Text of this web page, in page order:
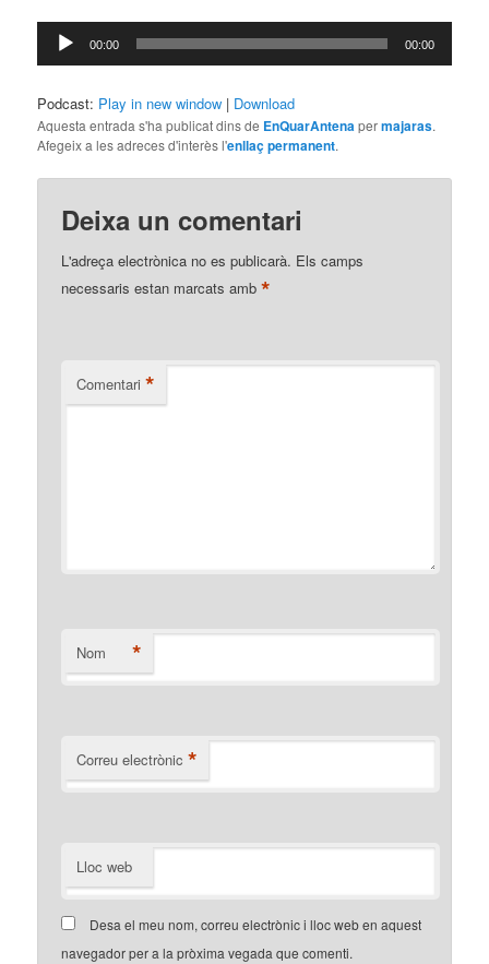
Reproductor
d'àudio
00:00 00:00
Podcast: Play in new window | Download
Aquesta entrada s'ha publicat dins de EnQuarAntenapermajaras.
Afegeix a les adreces d'interès l'enllaç permanent.
Deixa un comentari
L'adreça electrònica no es publicarà. Els camps
necessaris estan marcats amb*
Comentari *
Nom *
Correu electrònic *
Lloc web
Desa el meu nom, correu electrònic i lloc web en aquest
navegador per a la pròxima vegada que comenti.